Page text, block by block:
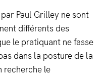
Paul Grilley ne sont
différents des
le pratiquant ne fasse
dans la posture de la
recherche le